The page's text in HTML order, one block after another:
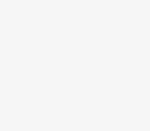
da pele infantil.